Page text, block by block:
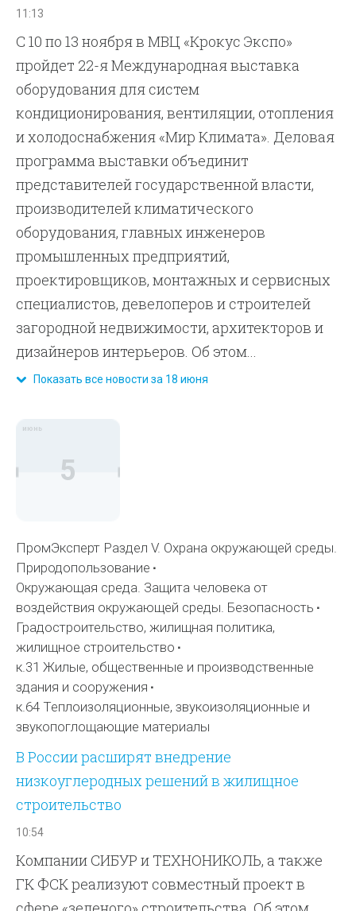
11:13
С 10 по 13 ноября в МВЦ «Крокус Экспо»
пройдет 22-я Международная выставка
оборудования для систем
кондиционирования, вентиляции, отопления
и холодоснабжения «Мир Климата». Деловая
программа выставки объединит
представителей государственной власти,
производителей климатического
оборудования, главных инженеров
промышленных предприятий,
проектировщиков, монтажных и сервисных
специалистов, девелоперов и строителей
загородной недвижимости, архитекторов и
дизайнеров интерьеров. Об этом...
Показать все новости за 18 июня
июнь
5
ПромЭксперт Раздел V. Охрана окружающей среды.
Природопользование
Окружающая среда. Защита человека от
воздействия окружающей среды. Безопасность
Градостроительство, жилищная политика,
жилищное строительство
к.31 Жилые, общественные и производственные
здания и сооружения
к.64 Теплоизоляционные, звукоизоляционные и
звукопоглощающие материалы
В России расширят внедрение
низкоуглеродных решений в жилищное
строительство
10:54
Компании СИБУР и ТЕХНОНИКОЛЬ, а также
ГК ФСК реализуют совместный проект в